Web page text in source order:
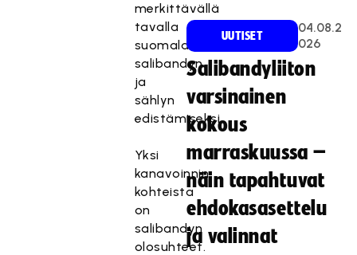
merkittävällä
tavalla
suomalaisen
salibandyn
ja
sählyn
edistämiseksi.
Yksi
kanavoinnin
kohteista
on
salibandyn
olosuhteet.
UUTISET
04.08.2
026
Salibandyliiton
varsinainen
kokous
marraskuussa –
näin tapahtuvat
ehdokasasettelu
ja valinnat